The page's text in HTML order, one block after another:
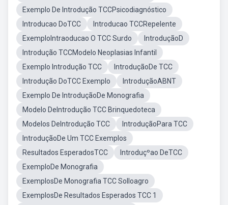
Exemplo De Introdução TCCPsicodiagnóstico
Introducao DoTCC
Introducao TCCRepelente
ExemploIntraoducao O TCC Surdo
IntroduçãoD
Introdução TCCModelo Neoplasias Infantil
Exemplo Introdução TCC
IntroduçãoDe TCC
Introdução DoTCC Exemplo
IntroduçãoABNT
Exemplo De IntroduçãoDe Monografia
Modelo DeIntrodução TCC Brinquedoteca
Modelos DeIntrodução TCC
IntroduçãoPara TCC
IntroduçãoDe Um TCC Exemplos
Resultados EsperadosTCC
Introduçºao DeTCC
ExemploDe Monografia
ExemplosDe Monografia TCC Solloagro
ExemplosDe Resultados Esperados TCC 1